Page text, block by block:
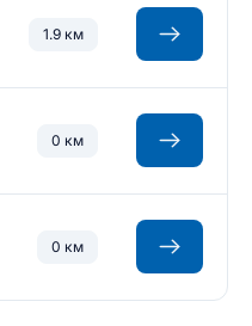
1.9 км
0 км
0 км